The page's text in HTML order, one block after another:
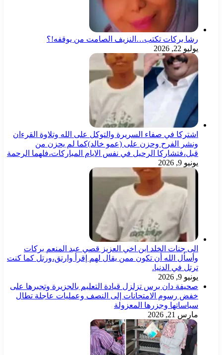
رشا بركات تكتب…النزيف الصامت من يوقفه!؟
يوليو 22, 2026
اشتركا في صفاء السريرة والتوكل على الله وتلاوة القرءان
ونشر الفرح وحزن على (عمو خالد)كما لم يحزن من
قبل،فتشاركا الرحيل في نفس الايام المباركات،فلهما الرحمة
يونيو 9, 2026
الى جنات الخلد ابن اخي العزيز قصي عبد المنعم بركات
وأسأل الله أن تكون ممن يقال لهم إقرأ وارتق،ورتل كما كنت
ترتل في الدنيا.
يونيو 9, 2026
صحيفة دان برس تزلزل قيادة التعليم بالجزيرة وتجبرها على
خفض رسوم الامتحانات إلى النصف وعمليات عاجلة تطال
سياساتها وجزرها المعزولة
مارس 21, 2026